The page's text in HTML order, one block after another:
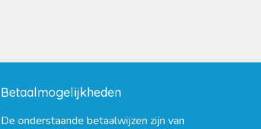
Betaalmogelijkheden
De onderstaande betaalwijzen zijn van